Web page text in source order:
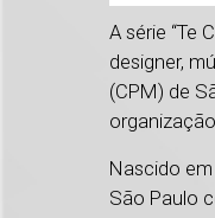
A série “Te
designer,
(CPM) de
Nascido
São Paulo